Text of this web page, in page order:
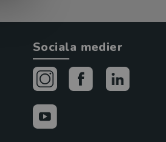
Sociala medier